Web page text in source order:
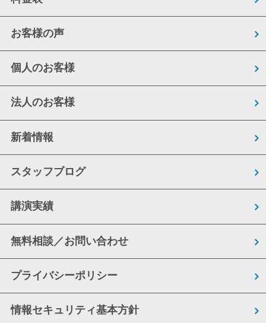
お客様の声
個人のお客様
法人のお客様
新着情報
スタッフブログ
講演実績
無料相談／お問い合わせ
プライバシーポリシー
情報セキュリティ基本方針